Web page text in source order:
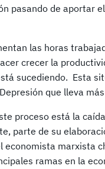
pasando de aportar
las horas
crecer la
sucediendo. Esta
que lleva
proceso está la
parte de su
economista marxista
ramas en la